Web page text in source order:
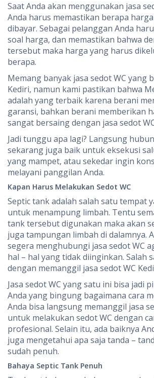
Saat Anda akan menggunakan jasa
Anda harus memastikan berapa
dibayar. Sebagai pelanggan Anda
soal harga, dan memastikan bahwa
tersebut maka harga yang harus
berapa.
Memang banyak jasa sedot WC yang
Kediri, namun kami pastikan bahwa
adalah yang terbaik karena berani
garansi, bahkan berani memberikan
sangat bersaing dengan jasa sedot
Jadi tunggu apa lagi? Langsung
sekarang juga baik untuk eksekusi
yang mampet, atau sekedar ingin
melayani panggilan Anda.
Kapan Harus Melakukan Sedot WC
Septic tank adalah salah satu tempat
untuk menampung limbah. Tentu
tank tersebut digunakan maka akan
juga tampungan limbah di dalamnya.
segera menghubungi jasa sedot WC
hal – hal yang tidak diinginkan. Salah
dengan memanggil jasa sedot WC
Jasa sedot WC yang satu ini bisa jadi
Anda yang bingung bagaimana cara
Anda bisa langsung memanggil jasa
untuk melakukan sedot WC dengan
profesional. Selain itu, ada baiknya
juga mengetahui apa saja tanda –
sudah penuh.
Bahaya Septic Tank Penuh